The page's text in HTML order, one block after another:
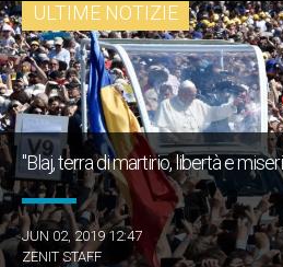
ULTIME NOTIZIE
"Blaj, terra di martirio, libertà e
JUN 02, 2019 12:47
ZENIT STAFF